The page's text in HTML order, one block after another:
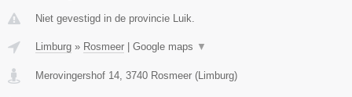
Niet gevestigd in de provincie Luik.
Limburg » Rosmeer | Google maps ▼
Merovingershof 14 3740 Rosmeer (Limburg)